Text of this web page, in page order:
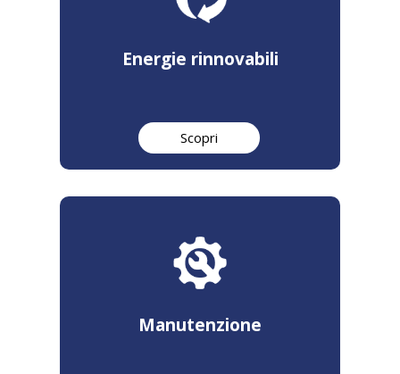
Energie rinnovabili
Scopri
Manutenzione